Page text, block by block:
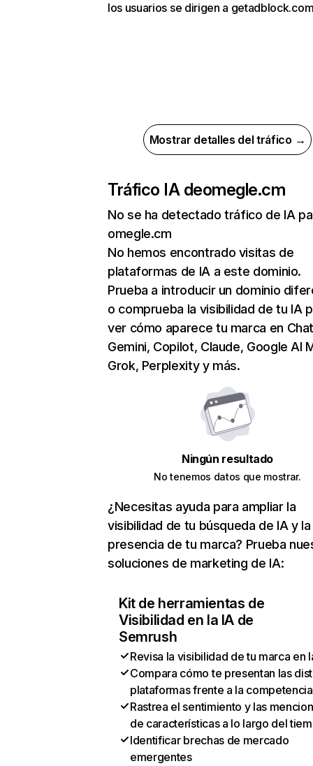
los usuarios se dirigen a
Mostrar detalles del tráfico →
Tráfico IA deomegle.cm
No se ha detectado tráfico de IA
omegle.cm
No hemos encontrado visitas de
plataformas de IA a este dominio.
Prueba a introducir un dominio
o comprueba la visibilidad de tu IA
ver cómo aparece tu marca en
Gemini, Copilot, Claude, Google AI
Grok, Perplexity y más.
Ningún resultado
No tenemos datos que mostrar.
¿Necesitas ayuda para ampliar la
visibilidad de tu búsqueda de IA y la
presencia de tu marca? Prueba
soluciones de marketing de IA:
Kit de herramientas de
Visibilidad en la IA de
Semrush
Revisa la visibilidad de tu marca en
Compara cómo te presentan las
plataformas frente a la competencia
Rastrea el sentimiento y las
de características a lo largo del
Identificar brechas de mercado
emergentes